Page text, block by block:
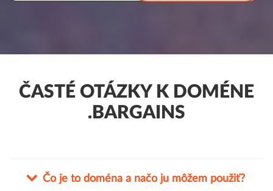
ČASTÉ OTÁZKY K DOMÉNE
.BARGAINS
Čo je to doména a načo ju môžem použiť?